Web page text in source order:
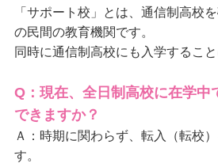
「サポート校」とは、通信制高校
の民間の教育機関です。
同時に通信制高校にも入学すること
Q：現在、全日制高校に在学中
できますか？
Ａ：時期に関わらず、転入（転校
す。